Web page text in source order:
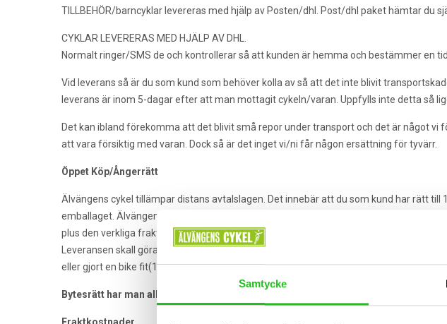
Samtycke
TILLBEHÖR/barncyklar levereras med hjälp av Posten/dhl. Post/dhl paket hämtar du
CYKLAR LEVERERAS MED HJÄLP AV DHL.
Normalt ringer/SMS de och kontrollerar så att kunden är hemma och bestämmer en
Vid leverans så är du som kund som behöver kolla av så att det inte blivit
leverans är inom 5-dagar efter att man mottagit cykeln/varan. Uppfylls inte detta så
Det kan ibland förekomma att det blivit små repor under transport och det är något
att vara försiktig med varan. Dock så är det inget vi/ni får någon ersättning för tyvärr.
Öppet Köp/Ångerrätt
Älvängens cykel tillämpar distans avtalslagen. Det innebär att du som kund har rätt
emballaget. Älvängens cykel förbehåller sig rätten att debitera kund om något skulle
plus den verkliga fraktkostnaden vid ut leverans(eftersom den alltid är reducerad
Leveransen skall göras inom 5 dagar från mottaget gods. För att köpet ska hävas
eller gjort en bike fit(1000:-) så kommer detta att dras av på beloppet. Kontakta oss
Bytesrätt har man alltid på alla varor.